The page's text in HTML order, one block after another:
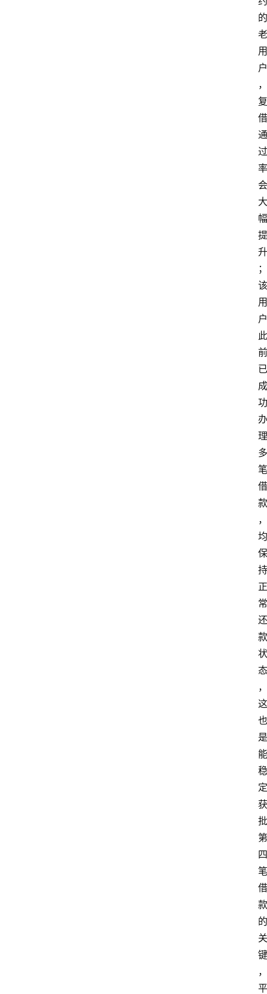
的
老
用
户
，
复
借
通
过
率
会
大
幅
提
升
；
该
用
户
此
前
已
成
功
办
理
多
笔
借
款
，
均
保
持
正
常
还
款
状
态
，
这
也
是
能
稳
定
获
批
第
四
笔
借
款
的
关
键
，
平